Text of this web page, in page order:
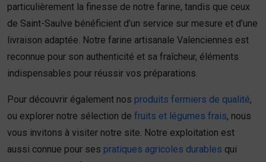
particulièrement la finesse de notre farine, tandis que ceux
de Saint-Saulve bénéficient d’un service sur mesure et d’une
livraison adaptée. Notre farine artisanale Valenciennes est
reconnue pour son authenticité et sa fraîcheur, éléments
indispensables pour réussir vos préparations.
Pour découvrir également nos produits fermiers de qualité,
ou explorer notre sélection de fruits et légumes frais, nous
vous invitons à visiter notre site. Notre exploitation est
aussi connue pour ses pratiques agricoles durables qui